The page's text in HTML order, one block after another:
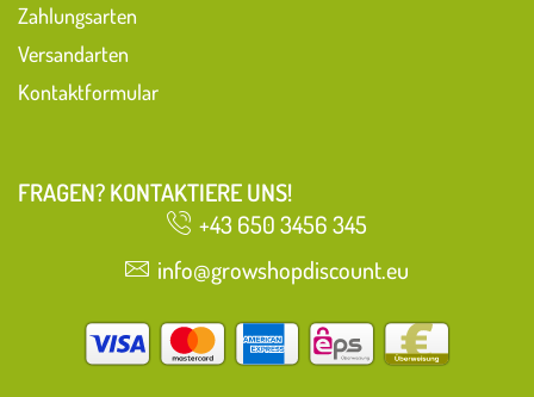
Zahlungsarten
Versandarten
Kontaktformular
FRAGEN? KONTAKTIERE UNS!
+43 650 3456 345
info@growshopdiscount.eu